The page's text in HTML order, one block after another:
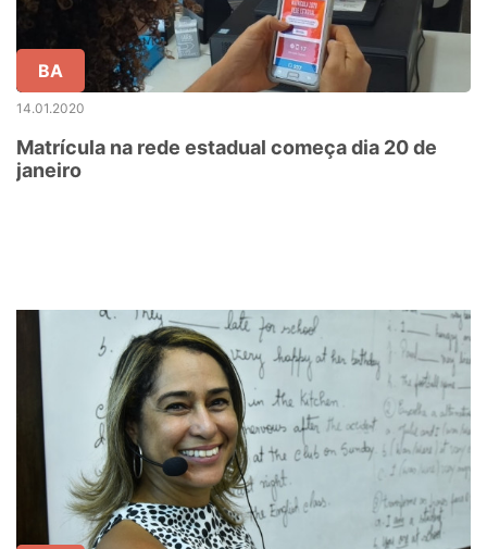
BA
14.01.2020
Matrícula na rede estadual começa dia 20 de
janeiro